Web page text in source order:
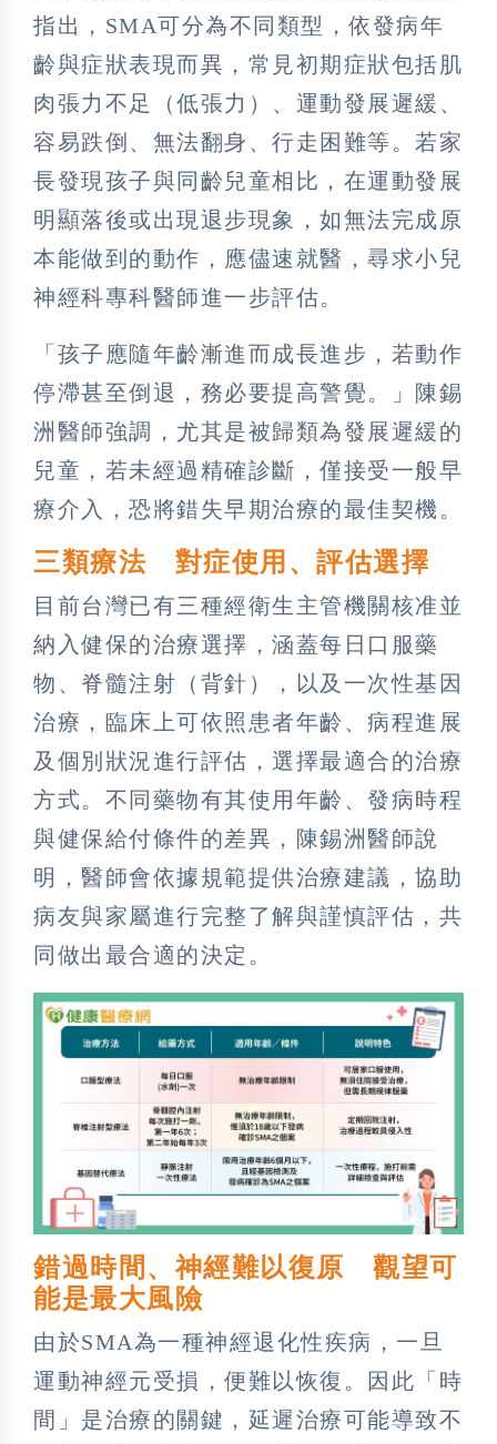
指出，SMA可分為不同類型，依發病年
齡與症狀表現而異，常見初期症狀包括肌
肉張力不足（低張力）、運動發展遲緩、
容易跌倒、無法翻身、行走困難等。若家
長發現孩子與同齡兒童相比，在運動發展
明顯落後或出現退步現象，如無法完成原
本能做到的動作，應儘速就醫，尋求小兒
神經科專科醫師進一步評估。
「孩子應隨年齡漸進而成長進步，若動作
停滯甚至倒退，務必要提高警覺。」陳錫
洲醫師強調，尤其是被歸類為發展遲緩的
兒童，若未經過精確診斷，僅接受一般早
療介入，恐將錯失早期治療的最佳契機。
三類療法 對症使用、評估選擇
目前台灣已有三種經衛生主管機關核准並
納入健保的治療選擇，涵蓋每日口服藥
物、脊髓注射（背針），以及一次性基因
治療，臨床上可依照患者年齡、病程進展
及個別狀況進行評估，選擇最適合的治療
方式。不同藥物有其使用年齡、發病時程
與健保給付條件的差異，陳錫洲醫師說
明，醫師會依據規範提供治療建議，協助
病友與家屬進行完整了解與謹慎評估，共
同做出最合適的決定。
錯過時間、神經難以復原 觀望可
能是最大風險
由於SMA為一種神經退化性疾病，一旦
運動神經元受損，便難以恢復。因此「時
間」是治療的關鍵，延遲治療可能導致不